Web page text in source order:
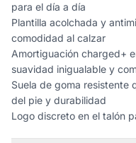
para el día a día
Plantilla acolchada y
comodidad al calzar
Amortiguación charged+
suavidad inigualable y
Suela de goma resistente
del pie y durabilidad
Logo discreto en el talón